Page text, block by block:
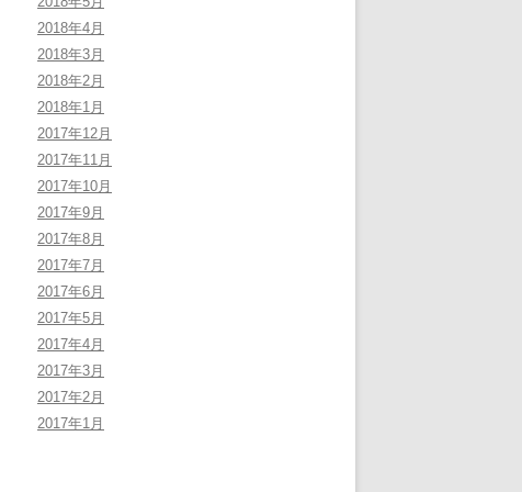
2018年4月
2018年3月
2018年2月
2018年1月
2017年12月
2017年11月
2017年10月
2017年9月
2017年8月
2017年7月
2017年6月
2017年5月
2017年4月
2017年3月
2017年2月
2017年1月